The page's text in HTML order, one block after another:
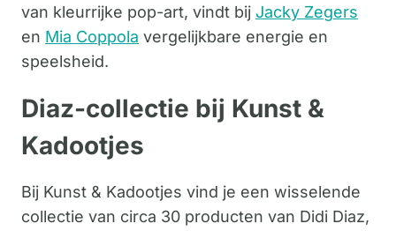
van kleurrijke pop-art, vindt bij Jacky Zegers
en Mia Coppola vergelijkbare energie en
speelsheid.
Diaz-collectie bij Kunst &
Kadootjes
Bij Kunst & Kadootjes vind je een wisselende
collectie van circa 30 producten van Didi Diaz,